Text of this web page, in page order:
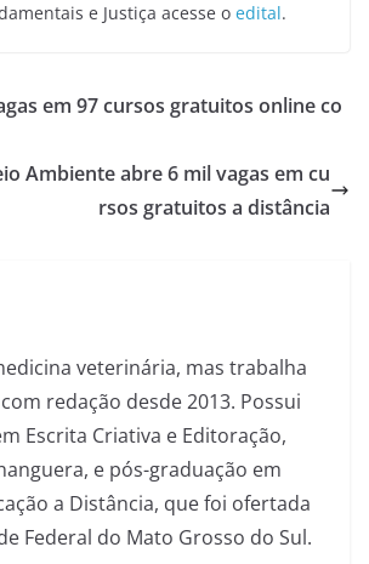
e Justiça acesse o edital.
em 97 cursos gratuitos online co
Ambiente abre 6 mil vagas em cu
rsos gratuitos a distância
veterinária, mas trabalha
redação desde 2013. Possui
Escrita Criativa e Editoração,
e pós-graduação em
a Distância, que foi ofertada
Federal do Mato Grosso do Sul.